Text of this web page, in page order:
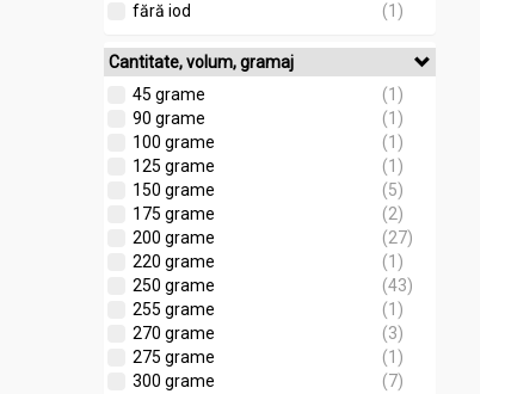
fără iod
(1)
Cantitate, volum, gramaj
45 grame
(1)
90 grame
(1)
100 grame
(1)
125 grame
(1)
150 grame
(5)
175 grame
(2)
200 grame
(27)
220 grame
(1)
250 grame
(43)
255 grame
(1)
270 grame
(3)
275 grame
(1)
300 grame
(7)